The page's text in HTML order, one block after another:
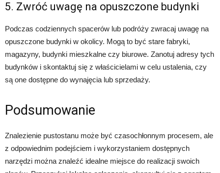
5. Zwróć uwagę na opuszczone budynki
Podczas codziennych spacerów lub podróży zwracaj uwagę na
opuszczone budynki w okolicy. Mogą to być stare fabryki,
magazyny, budynki mieszkalne czy biurowe. Zanotuj adresy tych
budynków i skontaktuj się z właścicielami w celu ustalenia, czy
są one dostępne do wynajęcia lub sprzedaży.
Podsumowanie
Znalezienie pustostanu może być czasochłonnym procesem, ale
z odpowiednim podejściem i wykorzystaniem dostępnych
narzędzi można znaleźć idealne miejsce do realizacji swoich